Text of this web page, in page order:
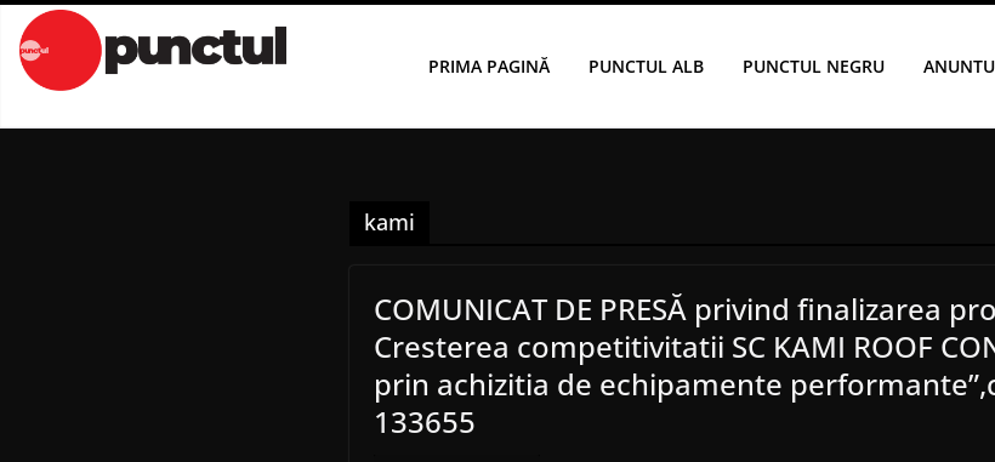
Sari
conținut
PRIMA PAGINĂ PUNCTUL ALB PUNCTUL NEGRU
kami
COMUNICAT DE PRESĂ privind finalizarea
Cresterea competitivitatii SC KAMI ROOF
prin achizitia de echipamente
133655